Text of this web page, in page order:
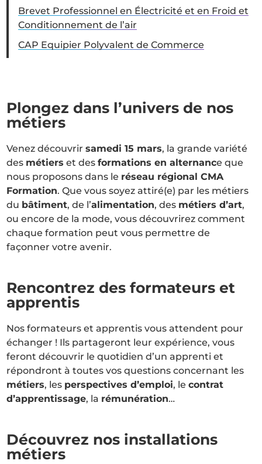
Brevet Professionnel en Électricité et en Froid et
Conditionnement de l’air
CAP Equipier Polyvalent de Commerce
Plongez dans l’univers de nos
métiers
Venez découvrirsamedi 15 mars, la grande variété
des métiers et desformations en alternance que
nous proposons dans le réseau régional CMA
Formation. Que vous soyez attiré(e) par les métiers
du bâtiment, de l’alimentation, des métiers d’art,
ou encore de la mode, vous découvrirez comment
chaque formation peut vous permettre de
façonner votre avenir.
Rencontrez des formateurs et
apprentis
Nos formateurs et apprentis vous attendent pour
échanger ! Ils partageront leur expérience, vous
feront découvrir le quotidien d’un apprenti et
répondront à toutes vos questions concernant les
métiers, les perspectives d’emploi, lecontrat
d’apprentissage, la rémunération…
Découvrez nos installations
métiers